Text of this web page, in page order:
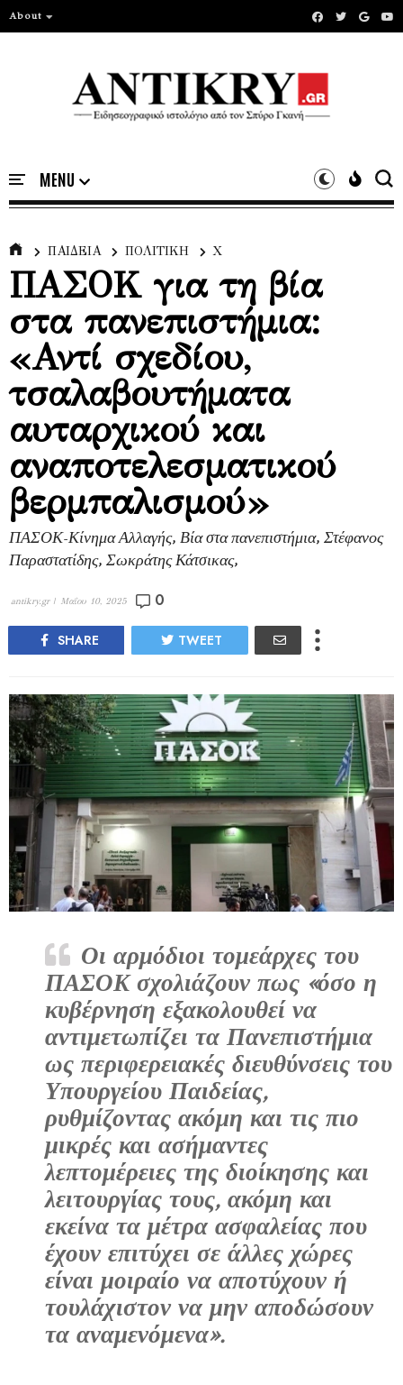
About
ΠΑΙΔΕΙΑ ΠΟΛΙΤΙΚΗ Χ
ΠΑΣΟΚ για τη βία
στα πανεπιστήμια:
«Αντί σχεδίου,
τσαλαβουτήματα
αυταρχικού και
αναποτελεσματικού
βερμπαλισμού»
ΠΑΣΟΚ-Κίνημα Αλλαγής, Βία στα πανεπιστήμια, Στέφανος
Παραστατίδης, Σωκράτης Κάτσικας,
antikry.gr | Μαΐου 10, 2025 0
SHARE TWEET
Οι αρμόδιοι τομεάρχες του
ΠΑΣΟΚ σχολιάζουν πως «όσο η
κυβέρνηση εξακολουθεί να
αντιμετωπίζει τα Πανεπιστήμια
ως περιφερειακές διευθύνσεις του
Υπουργείου Παιδείας,
ρυθμίζοντας ακόμη και τις πιο
μικρές και ασήμαντες
λεπτομέρειες της διοίκησης και
λειτουργίας τους, ακόμη και
εκείνα τα μέτρα ασφαλείας που
έχουν επιτύχει σε άλλες χώρες
είναι μοιραίο να αποτύχουν ή
τουλάχιστον να μην αποδώσουν
τα αναμενόμενα».